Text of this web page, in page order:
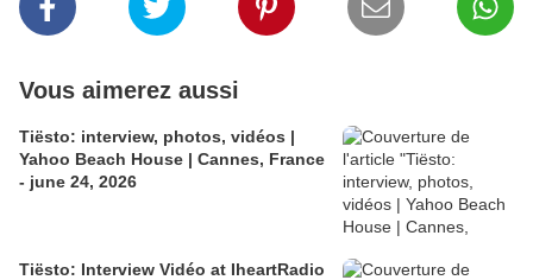
Vous aimerez aussi
Tiësto: interview, photos, vidéos |
Yahoo Beach House | Cannes, France
- june 24, 2026
Tiësto: Interview Vidéo at IheartRadio